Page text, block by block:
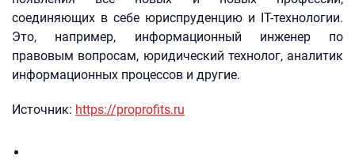
соединяющих в себе юриспруденцию и IT-технологии.
Это, например, информационный инженер по
правовым вопросам, юридический технолог, аналитик
информационных процессов и другие.
Источник: https://proprofits.ru